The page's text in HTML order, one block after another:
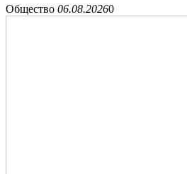
Общество 06.08.20260